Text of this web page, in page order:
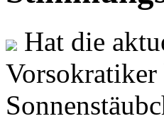
Hat die
Vorsokratiker